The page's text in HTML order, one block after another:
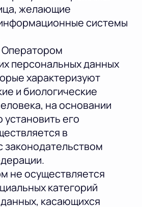
желающие
системы
Оператором
персональных данных
характеризуют
и биологические
на основании
его
в
законодательством
не осуществляется
категорий
касающихся